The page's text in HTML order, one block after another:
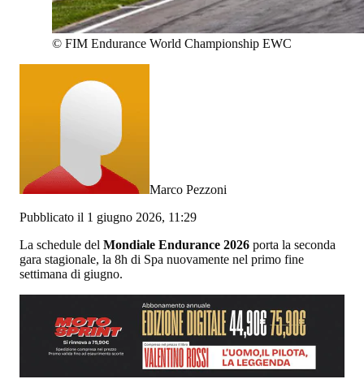
© FIM Endurance World Championship EWC
Marco Pezzoni
Pubblicato il 1 giugno 2026, 11:29
La schedule del Mondiale Endurance 2026 porta la seconda
gara stagionale, la 8h di Spa nuovamente nel primo fine
settimana di giugno.